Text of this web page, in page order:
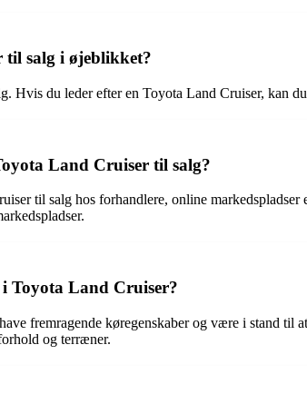
salg i øjeblikket?
Hvis du leder efter en Toyota Land Cruiser, kan
Land Cruiser til salg?
til salg hos forhandlere, online
Toyota Land Cruiser?
fremragende køregenskaber og være i stand
og terræner.